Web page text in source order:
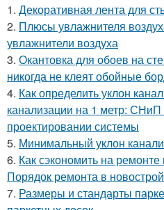
1. Декоративная лента для
2. Плюсы увлажнителя
увлажнители воздуха
3. Окантовка для обоев на
никогда не клеят обойные
4. Как определить уклон
канализации на 1 метр: СНиП
проектировании системы
5. Минимальный уклон
6. Как сэкономить на
Порядок ремонта в
7. Размеры и стандарты